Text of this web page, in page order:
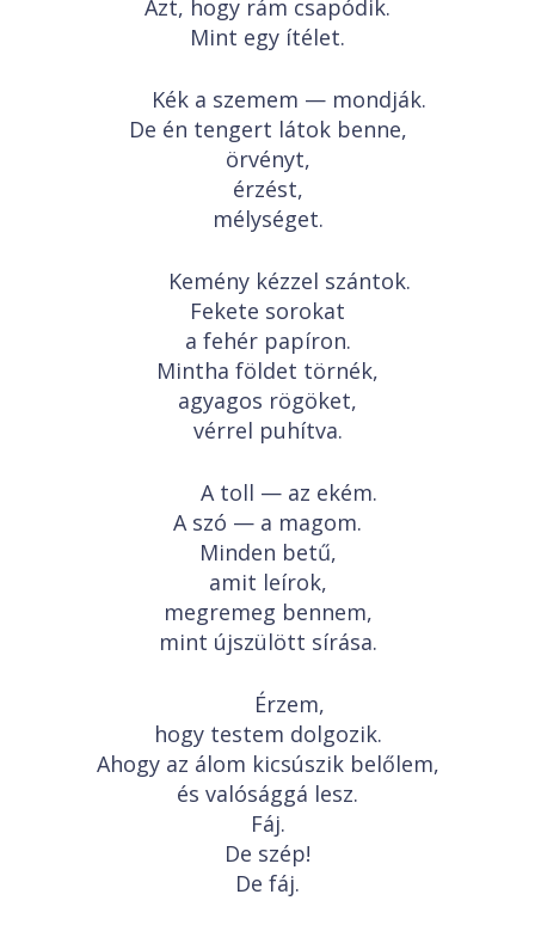
Azt, hogy rám csapódik.
Mint egy ítélet.
Kék a szemem — mondják.
De én tengert látok benne,
örvényt,
érzést,
mélységet.
Kemény kézzel szántok.
Fekete sorokat
a fehér papíron.
Mintha földet törnék,
agyagos rögöket,
vérrel puhítva.
A toll — az ekém.
A szó — a magom.
Minden betű,
amit leírok,
megremeg bennem,
mint újszülött sírása.
Érzem,
hogy testem dolgozik.
Ahogy az álom kicsúszik belőlem,
és valósággá lesz.
Fáj.
De szép!
De fáj.